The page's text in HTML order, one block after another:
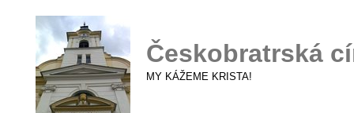
Českobratrská
MY KÁŽEME KRISTA!